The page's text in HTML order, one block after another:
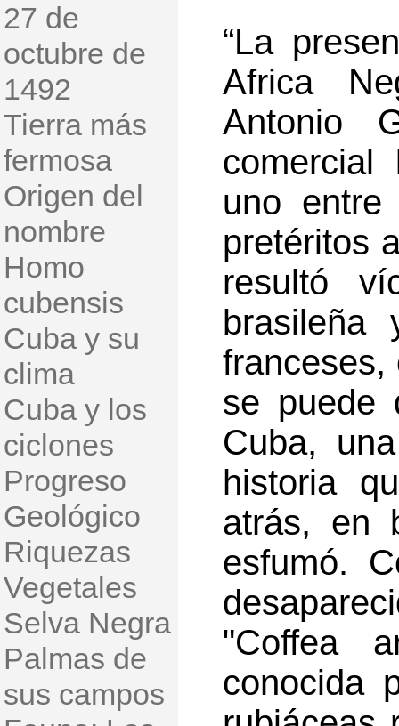
27 de
octubre de
1492
Tierra más
fermosa
Origen del
nombre
Homo
cubensis
Cuba y su
clima
Cuba y los
ciclones
Progreso
Geológico
Riquezas
Vegetales
Selva Negra
Palmas de
sus campos
“La
Africa
Antonio
uno
pretéritos
resultó
franceses,
se puede
Cuba,
historia
atrás, en
esfumó.
"Coffea
conocida